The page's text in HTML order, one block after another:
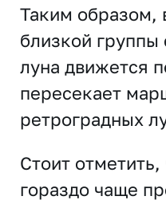
Таким образом,
близкой группы
луна движется
пересекает
ретроградных
Стоит
гораздо чаще